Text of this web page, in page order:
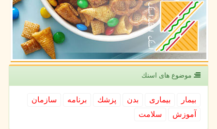
موضوع های اسنك
بیمار بیماری بدن پزشك برنامه
سازمان
آموزش
سلامت